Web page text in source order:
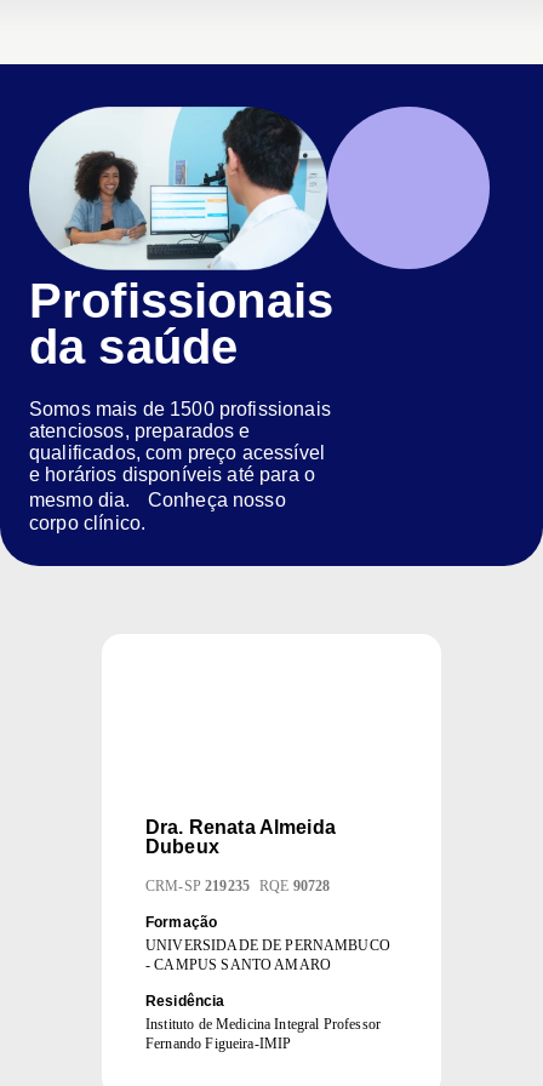
Profissionais
da saúde
Somos mais de 1500 profissionais
atenciosos, preparados e
qualificados, com preço acessível
e horários disponíveis até para o
mesmo dia. Conheça nosso
corpo clínico.
Dra. Renata Almeida
Dubeux
CRM-SP 219235 RQE 90728
Formação
UNIVERSIDADE DE PERNAMBUCO
- CAMPUS SANTO AMARO
Residência
Instituto de Medicina Integral Professor
Fernando Figueira-IMIP